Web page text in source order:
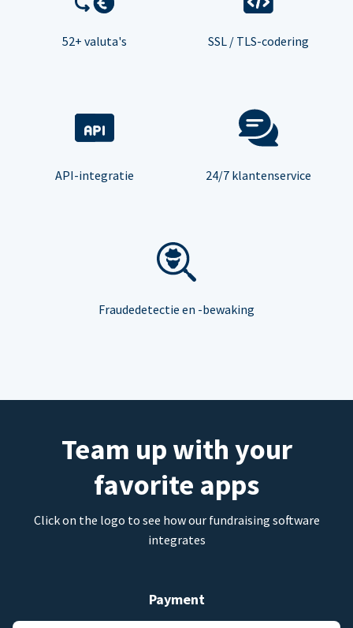
52+ valuta's SSL / TLS-codering
API-integratie 24/7 klantenservice
Fraudedetectie en -bewaking
Team up with your
favorite apps
Click on the logo to see how our fundraising software
integrates
Payment